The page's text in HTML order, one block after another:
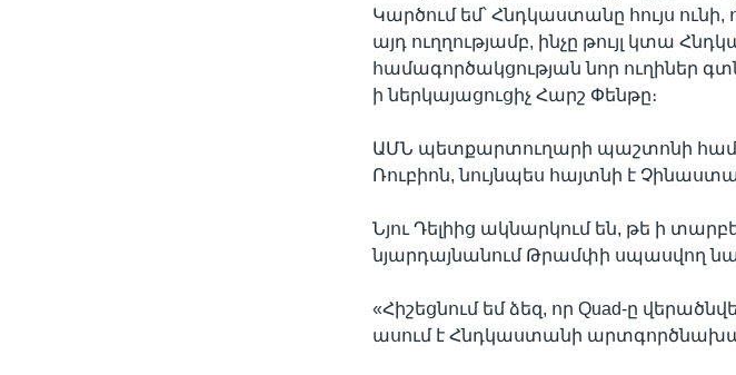
Կարծում եմ՝ Հնդկաստանը հույս
այդ ուղղությամբ, ինչը թույլ կտա
համագործակցության նոր ուղիներ
ի ներկայացուցիչ Հարշ Փենթը։
ԱՄՆ պետքարտուղարի պաշտոնի
Ռուբիոն, նույնպես հայտնի է
Նյու Դելիից ակնարկում են, թե ի
նյարդայնանում Թրամփի սպասվող
«Հիշեցնում եմ ձեզ, որ Quad-ը
ասում է Հնդկաստանի